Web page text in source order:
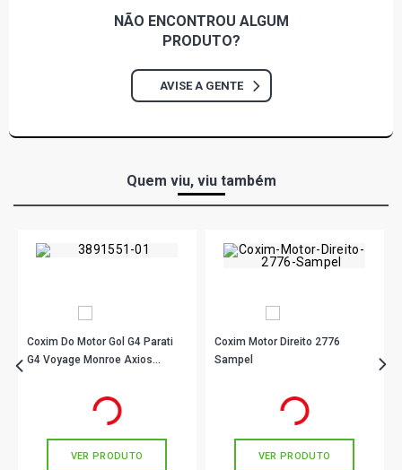
NÃO ENCONTROU ALGUM
PRODUTO?
AVISE A GENTE
Quem viu, viu também
Coxim Do Motor Gol G4 Parati
G4 Voyage Monroe Axios
em até 1x de
VER PRODUTO
Coxim Motor Direito 2776
Sampel
em até 4x de
VER PRODUTO